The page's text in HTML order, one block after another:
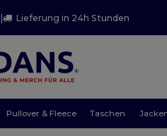
| Lieferung in 24h Stunden
Pullover & Fleece Taschen